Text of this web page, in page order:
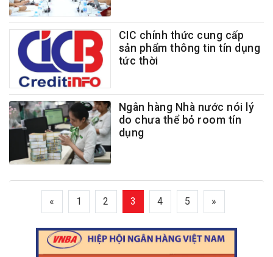
CIC chính thức cung cấp
sản phẩm thông tin tín dụng
tức thời
Ngân hàng Nhà nước nói lý
do chưa thể bỏ room tín
dụng
« 1 2 3 4 5 »